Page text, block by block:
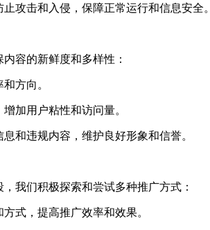
攻击和入侵，保障正常运行和信息安全。
容的新鲜度和多样性：
方向。
加用户粘性和访问量。
和违规内容，维护良好形象和信誉。
我们积极探索和尝试多种推广方式：
式，提高推广效率和效果。